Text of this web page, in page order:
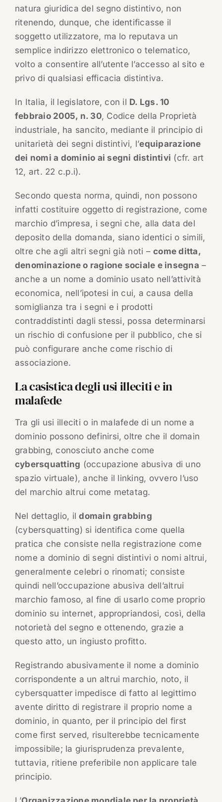
natura giuridica del segno distintivo, non
ritenendo, dunque, che identificasse il
soggetto utilizzatore, ma lo reputava un
semplice indirizzo elettronico o telematico,
volto a consentire all’utente l’accesso al sito e
privo di qualsiasi efficacia distintiva.
In Italia, il legislatore, con il D. Lgs. 10
febbraio 2005, n. 30, Codice della Proprietà
industriale, ha sancito, mediante il principio di
unitarietà dei segni distintivi, l’equiparazione
dei nomi a dominio ai segni distintivi (cfr. art
12, art. 22 c.p.i).
Secondo questa norma, quindi, non possono
infatti costituire oggetto di registrazione, come
marchio d’impresa, i segni che, alla data del
deposito della domanda, siano identici o simili,
oltre che agli altri segni già noti –come ditta,
denominazione o ragione sociale e insegna –
anche a un nome a dominio usato nell’attività
economica, nell’ipotesi in cui, a causa della
somiglianza tra i segni e i prodotti
contraddistinti dagli stessi, possa determinarsi
un rischio di confusione per il pubblico, che si
può configurare anche come rischio di
associazione.
La casistica degli usi illeciti e in
malafede
Tra gli usi illeciti o in malafede di un nome a
dominio possono definirsi, oltre che il domain
grabbing, conosciuto anche come
cybersquatting (occupazione abusiva di uno
spazio virtuale), anche il linking, ovvero l’uso
del marchio altrui come metatag.
Nel dettaglio, ildomain grabbing
(cybersquatting) si identifica come quella
pratica che consiste nella registrazione come
nome a dominio di segni distintivi o nomi altrui,
generalmente celebri o rinomati; consiste
quindi nell’occupazione abusiva dell’altrui
marchio famoso, al fine di usarlo come proprio
dominio su internet, appropriandosi, così, della
notorietà del segno e ottenendo, grazie a
questo atto, un ingiusto profitto.
Registrando abusivamente il nome a dominio
corrispondente a un altrui marchio, noto, il
cybersquatter impedisce di fatto al legittimo
avente diritto di registrare il proprio nome a
dominio, in quanto, per il principio del first
come first served, risulterebbe tecnicamente
impossibile; la giurisprudenza prevalente,
tuttavia, ritiene preferibile non applicare tale
principio.